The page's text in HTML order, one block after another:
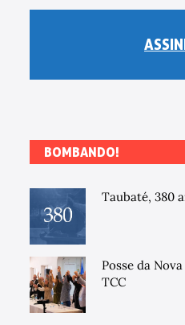
BOMBANDO!
Taubaté, 380
Posse da
TCC